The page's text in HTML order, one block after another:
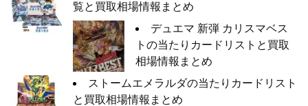
覧と買取相場情報まとめ
デュエマ 新弾 カリスマベス
トの当たりカードリストと買取
相場情報まとめ
ストームエメラルダの当たりカードリスト
と買取相場情報まとめ